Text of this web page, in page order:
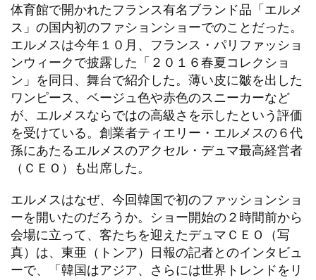
体育館で開かれたフランス有名ブランド品「エルメ
ス」の国内初のファションショーでのことだった。
エルメスは今年１０月、フランス・パリファッショ
ンウィークで披露した「２０１６春夏コレクショ
ン」を同日、舞台で紹介した。薄い皮に皺を出した
ワンピース、ベージュ色や赤色のスニーカーなど
が、エルメスならではの高級さを示したという評価
を受けている。創業者ティエリー・エルメスの６代
孫にあたるエルメスのアクセル・デュマ最高経営者
（ＣＥＯ）も出席した。
エルメスはなぜ、今回韓国で初のファッションショ
ーを開いたのだろうか。ショー開始の２時間前から
会場に立って、客たちを迎えたデュマＣＥＯ（写
真）は、東亜（トンア）日報の記者とのインタビュ
ーで、「韓国はアジア、さらには世界トレンドをリ